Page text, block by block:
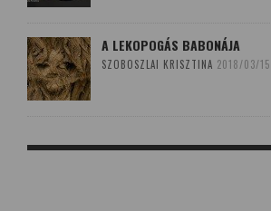
A LEKOPOGÁS BABONÁJA
SZOBOSZLAI KRISZTINA 2018/03/15